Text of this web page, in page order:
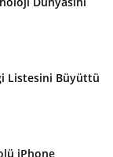
Listesini Büyüttü
iPhone